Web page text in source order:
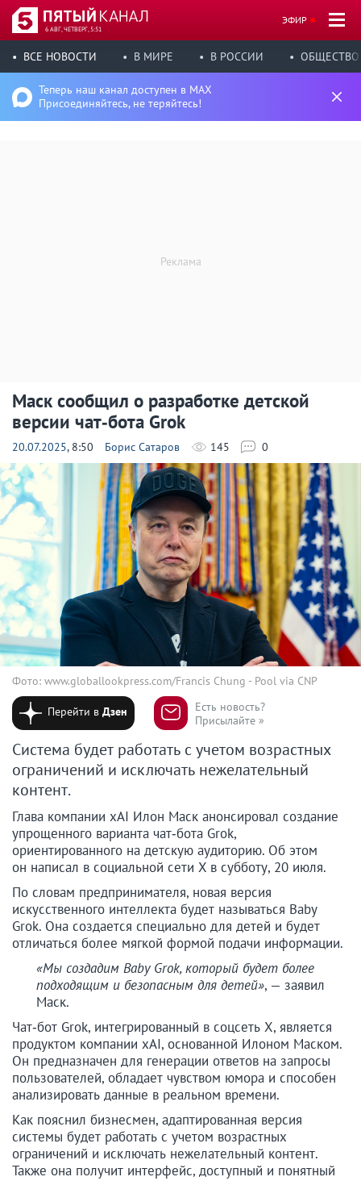
6 АВГ, ЧЕТВЕРГ, 5:51
ЭФИР
ВСЕ НОВОСТИ В МИРЕ В РОССИИ ОБЩЕСТВО
Теперь наш канал доступен в MAX
Присоединяйтесь, не теряйтесь!
Маск сообщил о разработке детской
версии чат‑бота Grok
20.07.2025, 8:50 Борис Сатаров 145 0
Фото: www.globallookpress.com/Francis Chung - Pool via CNP
Перейти вДзен
Есть новость?
Присылайте »
Система будет работать с учетом возрастных
ограничений и исключать нежелательный
контент.
Глава компании xAI Илон Маск анонсировал создание
упрощенного варианта чат‑бота Grok,
ориентированного на детскую аудиторию. Об этом
он написал в социальной сети X в субботу, 20 июля.
По словам предпринимателя, новая версия
искусственного интеллекта будет называться Baby
Grok. Она создается специально для детей и будет
отличаться более мягкой формой подачи информации.
«Мы создадим Baby Grok, который будет более
подходящим и безопасным для детей», — заявил
Маск.
Чат‑бот Grok, интегрированный в соцсеть X, является
продуктом компании xAI, основанной Илоном Маском.
Он предназначен для генерации ответов на запросы
пользователей, обладает чувством юмора и способен
анализировать данные в реальном времени.
Как пояснил бизнесмен, адаптированная версия
системы будет работать с учетом возрастных
ограничений и исключать нежелательный контент.
Также она получит интерфейс, доступный и понятный